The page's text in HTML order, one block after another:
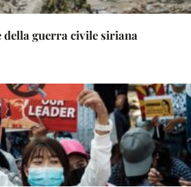
della guerra civile siriana